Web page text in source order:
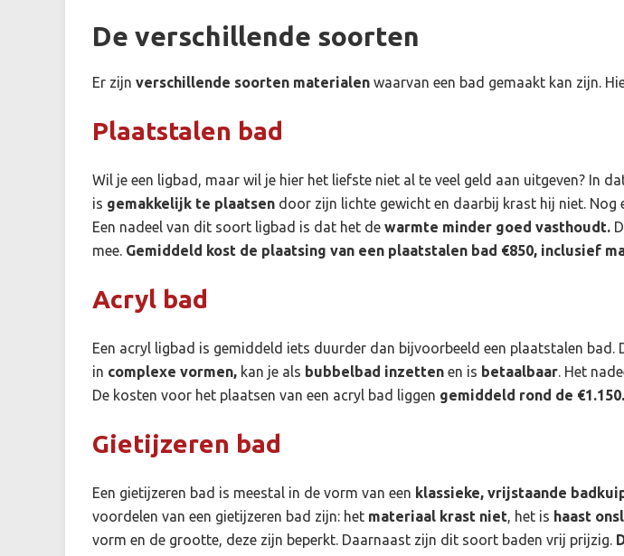
De verschillende soorten
Er zijn verschillende soorten materialen waarvan een bad gemaakt kan zijn.
Plaatstalen bad
Wil je een ligbad, maar wil je hier het liefste niet al te veel geld aan uitgeven? In
is gemakkelijk te plaatsen door zijn lichte gewicht en daarbij krast hij niet. Nog
Een nadeel van dit soort ligbad is dat het de warmte minder goed vasthoudt.
mee. Gemiddeld kost de plaatsing van een plaatstalen bad €850, inclusief
Acryl bad
Een acryl ligbad is gemiddeld iets duurder dan bijvoorbeeld een plaatstalen
in complexe vormen, kan je als bubbelbad inzetten en is betaalbaar. Het
De kosten voor het plaatsen van een acryl bad liggen gemiddeld rond de €1.150.
Gietijzeren bad
Een gietijzeren bad is meestal in de vorm van een klassieke, vrijstaande
voordelen van een gietijzeren bad zijn: het materiaal krast niet, het is haast
vorm en de grootte, deze zijn beperkt. Daarnaast zijn dit soort baden vrij prijzig.